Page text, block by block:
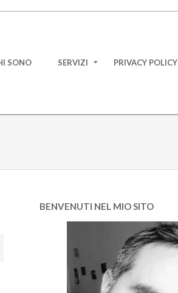
SONO SERVIZI PRIVACY POLICY
BENVENUTI NEL MIO SITO